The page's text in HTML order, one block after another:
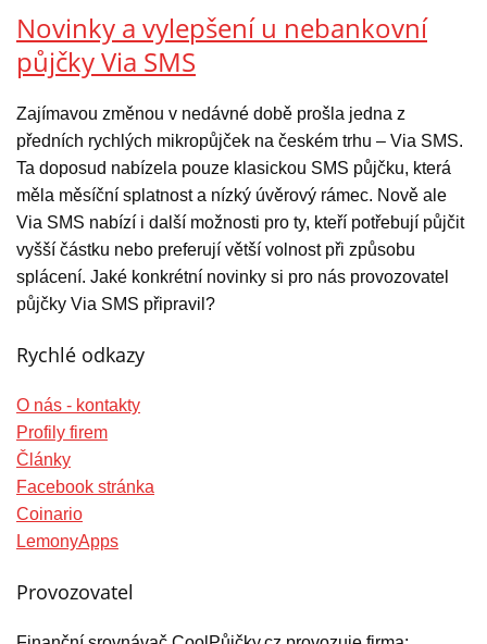
Novinky a vylepšení u nebankovní
půjčky Via SMS
Zajímavou změnou v nedávné době prošla jedna z
předních rychlých mikropůjček na českém trhu – Via SMS.
Ta doposud nabízela pouze klasickou SMS půjčku, která
měla měsíční splatnost a nízký úvěrový rámec. Nově ale
Via SMS nabízí i další možnosti pro ty, kteří potřebují půjčit
vyšší částku nebo preferují větší volnost při způsobu
splácení. Jaké konkrétní novinky si pro nás provozovatel
půjčky Via SMS připravil?
Rychlé odkazy
O nás - kontakty
Profily firem
Články
Facebook stránka
Coinario
LemonyApps
Provozovatel